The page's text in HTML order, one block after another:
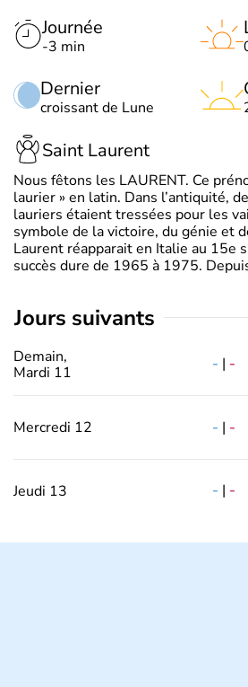
Journée
-3 min
Dernier
croissant de Lune
Saint Laurent
Nous fêtons les LAURENT. Ce
laurier » en latin. Dans l’antiquité,
lauriers étaient tressées pour les
symbole de la victoire, du génie et
Laurent réapparait en Italie au 15e
succès dure de 1965 à 1975.
jours suivants
Demain,
Mardi 11
- | -
Mercredi 12 - | -
Jeudi 13 - | -